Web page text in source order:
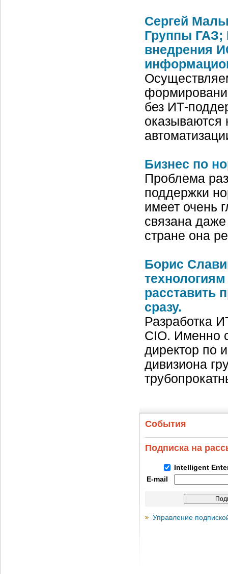
Сергей
Группы ГАЗ;
внедрения
без ИТ-
оказываются
Бизнес по
Проблема
поддержки
имеет очень
связана
стране она
Борис
расставить
сразу.
Разработка
CIO. Именно
директор по
дивизиона
События
Подписка на
Intelligent
E-mail
Управление